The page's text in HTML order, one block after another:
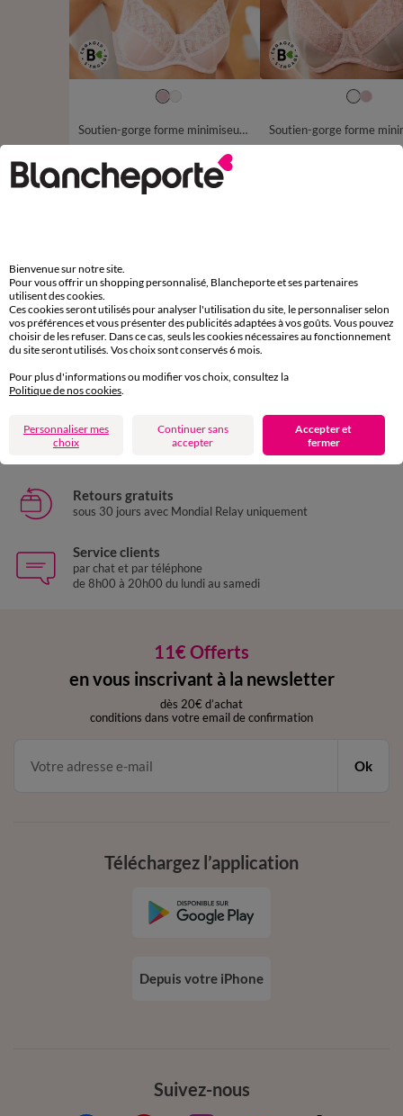
Soutien-gorge forme minimiseur en tulle brodé bicolore Laconi - avec armatures
26,99 €
-50% dès 2 art Code 899013
Culotte midi Lot de culottes
Paiement 100% sécurisé
Payez plus tard ou en plusieurs fois
Livraison express
domicile, relais, consignes automatiques
Retours gratuits
sous 30 jours avec Mondial Relay uniquement
Service clients
par chat et par téléphone
de 8h00 à 20h00 du lundi au samedi
11€ Offerts
en vous inscrivant à la newsletter
dès 20€ d’achat
conditions dans votre email de confirmation
Ok
Suivez-nous
Téléchargez l’application
Depuis votre iPhone
Bienvenue sur notre site.
Pour vous offrir un shopping personnalisé, Blancheporte et ses partenaires
utilisent des cookies.
Ces cookies seront utilisés pour analyser l'utilisation du site, le personnaliser selon
vos préférences et vous présenter des publicités adaptées à vos goûts. Vous pouvez
choisir de les refuser. Dans ce cas, seuls les cookies nécessaires au fonctionnement
du site seront utilisés. Vos choix sont conservés 6 mois.
Pour plus d'informations ou modifier vos choix, consultez la
Politique de nos cookies.
Personnaliser mes
choix
Continuer sans
accepter
Accepter et
fermer